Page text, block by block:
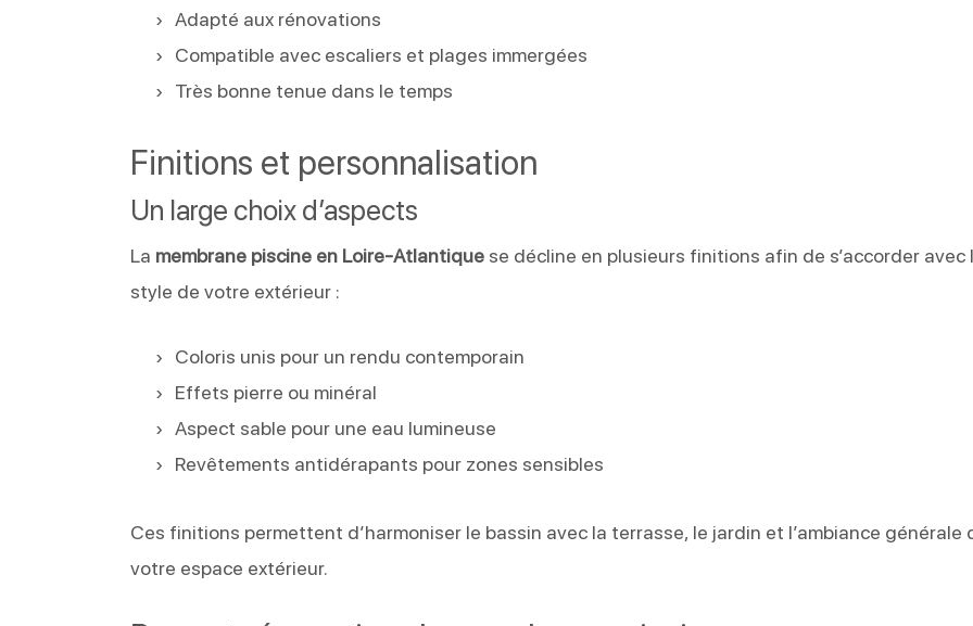
Adapté aux rénovations
Compatible avec escaliers et plages immergées
Très bonne tenue dans le temps
Finitions et personnalisation
Un large choix d’aspects
La membrane piscine en Loire-Atlantique se décline en plusieurs finitions afin de s’accorder avec
style de votre extérieur :
Coloris unis pour un rendu contemporain
Effets pierre ou minéral
Aspect sable pour une eau lumineuse
Revêtements antidérapants pour zones sensibles
Ces finitions permettent d’harmoniser le bassin avec la terrasse, le jardin et l’ambiance générale
votre espace extérieur.